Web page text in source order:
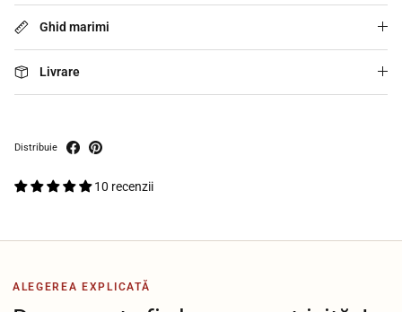
Ghid marimi
Livrare
Distribuie
10 recenzii
ALEGEREA EXPLICATĂ